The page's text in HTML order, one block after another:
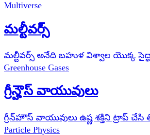
Multiverse
మల్టీవర్స్
మల్టీవర్స్ అనేది బహుళ విశ్వాల యొక్క
Greenhouse Gases
గ్రీన్హౌస్ వాయువులు
గ్రీన్‌హౌస్ వాయువులు ఉష్ణ శక్తిని ట్రాప్
Particle Physics